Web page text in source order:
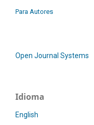
Para Autores
Open Journal Systems
Idioma
English